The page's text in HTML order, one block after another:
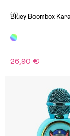
(3)
Bluey Boombox
26,90 €